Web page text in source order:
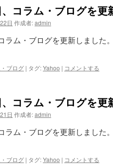
、コラム・ブログを更
日 作成者:admin
ラム・ブログを更新しました
ブログ | タグ:Yahoo | コメントする
、コラム・ブログを更
日 作成者:admin
ラム・ブログを更新しました
ブログ | タグ:Yahoo | コメントする